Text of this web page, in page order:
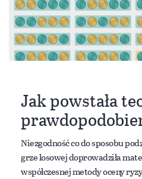
Jak powstała
Niezgodność co do sposobu
grze losowej doprowadziła
współczesnej metody oceny